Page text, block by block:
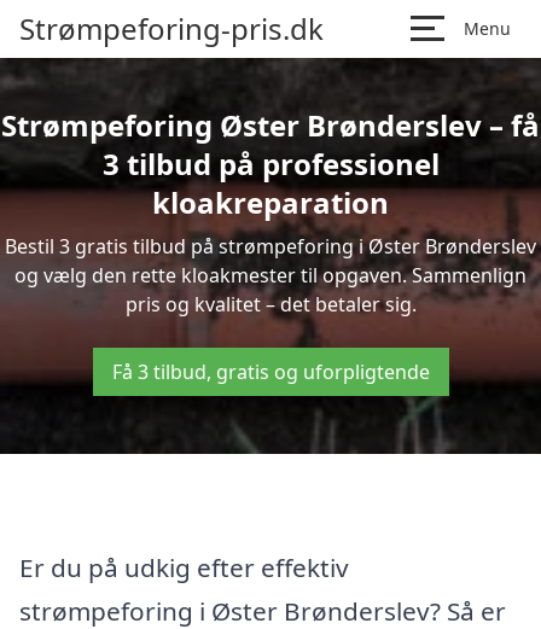
Strømpeforing-pris.dk Menu
Strømpeforing Øster Brønderslev – få
3 tilbud på professionel
kloakreparation
Bestil 3 gratis tilbud på strømpeforing i Øster Brønderslev
og vælg den rette kloakmester til opgaven. Sammenlign
pris og kvalitet – det betaler sig.
Få 3 tilbud, gratis og uforpligtende
Er du på udkig efter effektiv
strømpeforing i Øster Brønderslev? Så er